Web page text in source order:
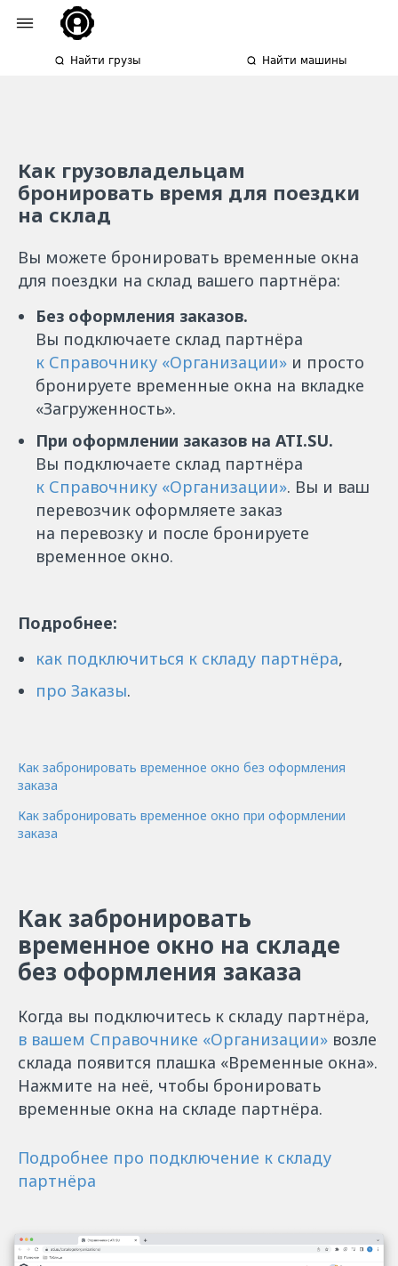
Найти грузы Найти машины
Как грузовладельцам
бронировать время для поездки
на склад
Вы можете бронировать временные окна
для поездки на склад вашего партнёра:
Без оформления заказов.
Вы подключаете склад партнёра
к Справочнику «Организации» и просто
бронируете временные окна на вкладке
«Загруженность»‎.
При оформлении заказов на ATI.SU.
Вы подключаете склад партнёра
к Справочнику «Организации». Вы и ваш
перевозчик оформляете заказ
на перевозку и после бронируете
временное окно.
Подробнее:
как подключиться к складу партнёра,
про Заказы.
Как забронировать временное окно без оформления
заказа
Как забронировать временное окно при оформлении
заказа
Как забронировать
временное окно на складе
без оформления заказа
Когда вы подключитесь к складу партнёра,
в вашем Справочнике «Организации»‎ возле
склада появится плашка «Временные окна».
Нажмите на неё, чтобы бронировать
временные окна на складе партнёра.
Подробнее про подключение к складу
партнёра